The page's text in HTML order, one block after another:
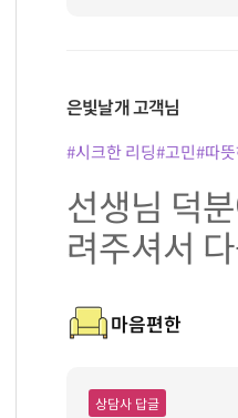
은빛날개고객님
#시크한 리딩#고민#따
선생님 덕
려주셔서
마음편한
상담사 답글